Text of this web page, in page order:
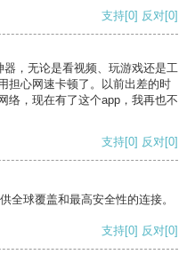
支持[0] 反对[0]
，无论是看视频、玩游戏还是工
担心网速卡顿了。以前出差的时
络，现在有了这个app，我再也不
支持[0] 反对[0]
全球覆盖和最高安全性的连接。
支持[0] 反对[0]